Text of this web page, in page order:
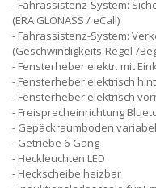
Fahrassistenz-System:
(ERA GLONASS / eCall)
Fahrassistenz-System:
(Geschwindigkeits-Regel-/
Fensterheber elektr. mit
Fensterheber elektrisch
Fensterheber elektrisch
Freisprecheinrichtung
Gepäckraumboden variabel
Getriebe 6-Gang
Heckleuchten LED
Heckscheibe heizbar